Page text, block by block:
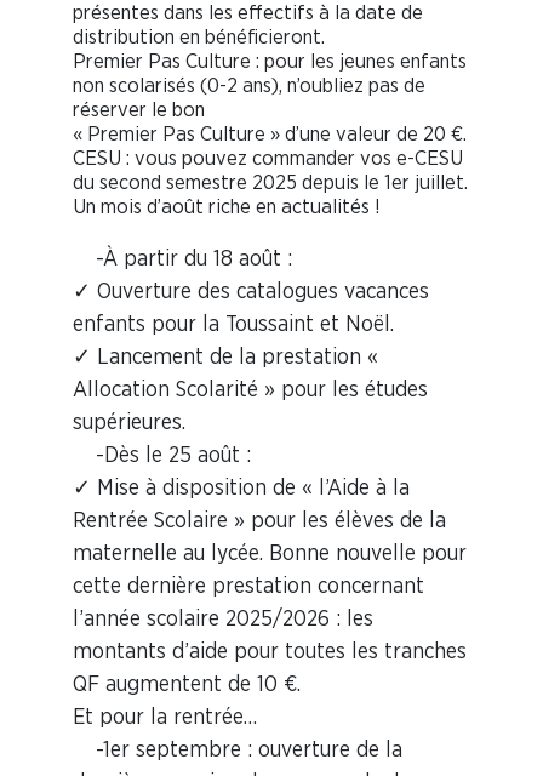
présentes dans les effectifs à la date de
distribution en bénéficieront.
Premier Pas Culture : pour les jeunes enfants
non scolarisés (0-2 ans), n’oubliez pas de
réserver le bon
« Premier Pas Culture » d’une valeur de 20 €.
CESU : vous pouvez commander vos e-CESU
du second semestre 2025 depuis le 1er juillet.
Un mois d’août riche en actualités !
-À partir du 18 août :
✓ Ouverture des catalogues vacances
enfants pour la Toussaint et Noël.
✓ Lancement de la prestation «
Allocation Scolarité » pour les études
supérieures.
-Dès le 25 août :
✓ Mise à disposition de « l’Aide à la
Rentrée Scolaire » pour les élèves de la
maternelle au lycée. Bonne nouvelle pour
cette dernière prestation concernant
l’année scolaire 2025/2026 : les
montants d’aide pour toutes les tranches
QF augmentent de 10 €.
Et pour la rentrée…
-1er septembre : ouverture de la